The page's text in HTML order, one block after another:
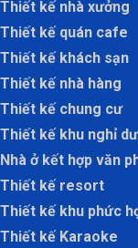
Thiết kế nhà xưởng
Thiết kế quán cafe
Thiết kế khách sạn
Thiết kế nhà hàng
Thiết kế chung cư
Thiết kế khu nghỉ
Nhà ở kết hợp văn
Thiết kế resort
Thiết kế khu phức
Thiết kế Karaoke